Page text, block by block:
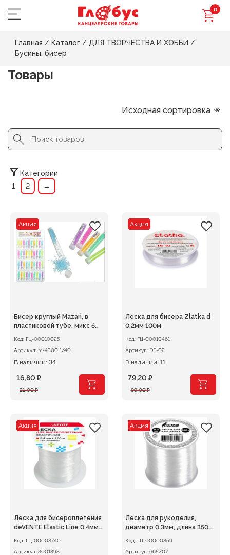
0
Главная / Каталог / ДЛЯ ТВОРЧЕСТВА И ХОББИ /
Бусины, бисер
Товары
Search
for:
Button
Категории
1
2 →
Акция
Бисер круглый Mazari, в
пластиковой тубе, микс 6
Код: ГЦ-00010025
Артикул:
M-4300 1/40
В наличии: 34
21,00₽
Первоначальная
21,00 ₽.
16,80 ₽
Текущая
Акция
Леска для бисера Zlatka d
0,2мм 100м
Код: ГЦ-00010461
Артикул: DF-02
В наличии: 11
99,00₽
Первоначальная
99,00 ₽.
79,20 ₽
Текущая
Акция
Леска для бисероплетения
deVENTE Elastic Line 0,4мм
х200м, эластичная
Код: ГЦ-00003740
Артикул: 8001398
Акция
Леска для рукоделия,
диаметр 0,3мм, длина 350м,
Код: ГЦ-00000859
Артикул: 665207